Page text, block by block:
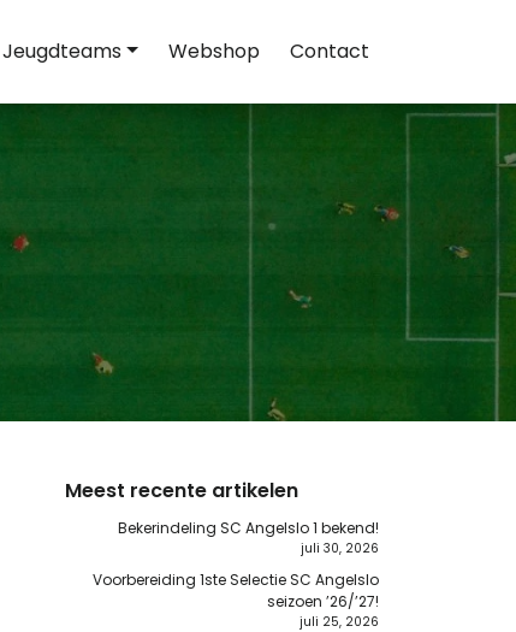
Jeugdteams Webshop Contact
Meest recente artikelen
Bekerindeling SC Angelslo 1 bekend!
juli 30, 2026
Voorbereiding 1ste Selectie SC Angelslo
seizoen ’26/’27!
juli 25, 2026